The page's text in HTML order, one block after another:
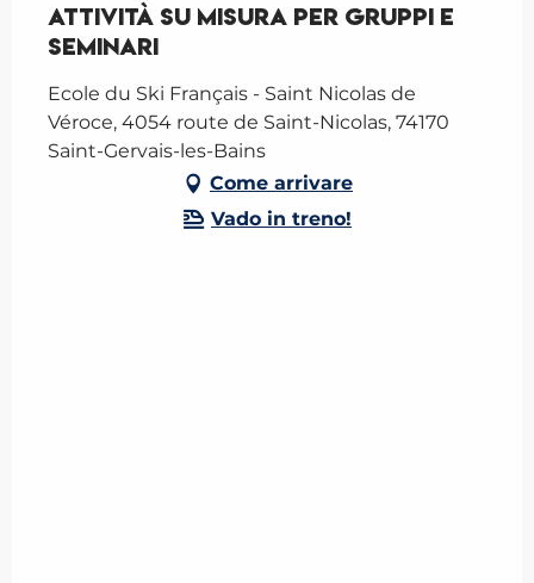
Attività su misura per gruppi e
seminari
Ecole du Ski Français - Saint Nicolas de
Véroce, 4054 route de Saint-Nicolas, 74170
Saint-Gervais-les-Bains
Come arrivare
Vado in treno!